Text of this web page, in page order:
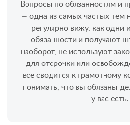
Вопросы по обязанностям и
— одна из самых частых тем
регулярно вижу, как одни
обязанности и получают
наоборот, не используют
для отсрочки или
всё сводится к грамотному
понимать, что вы обязаны
у вас есть.